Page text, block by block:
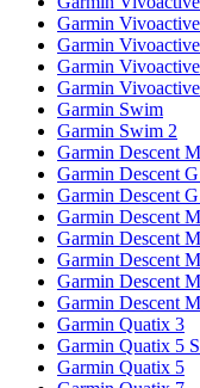
Garmin
Garmin
Garmin
Garmin
Garmin Swim
Garmin Swim 2
Garmin Descent
Garmin Descent
Garmin Descent
Garmin Descent
Garmin Descent
Garmin Descent
Garmin Descent
Garmin Descent
Garmin Quatix 3
Garmin Quatix 5
Garmin Quatix 5